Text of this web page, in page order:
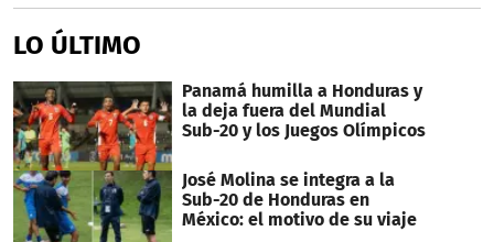
LO ÚLTIMO
Panamá humilla a Honduras y
la deja fuera del Mundial
Sub-20 y los Juegos Olímpicos
José Molina se integra a la
Sub-20 de Honduras en
México: el motivo de su viaje